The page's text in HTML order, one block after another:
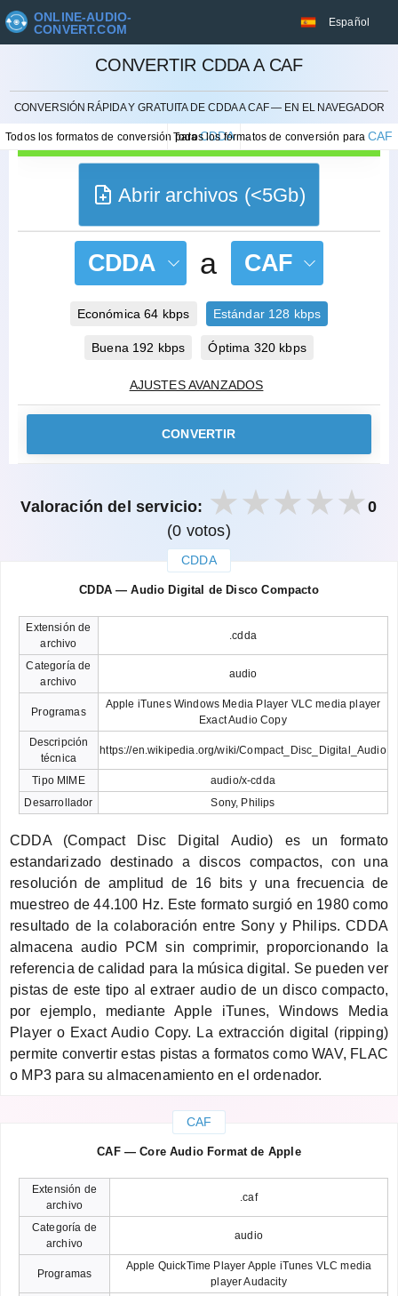
ONLINE-AUDIO-
CONVERT.COM
Español
CONVERTIR CDDA A CAF
CONVERSIÓN RÁPIDA Y GRATUITA DE CDDA A CAF — EN EL NAVEGADOR
Todos los formatos de conversión paraCDDA
Todos los formatos de conversión paraCAF
CANCELAR
Abrir archivos (<5Gb)
CDDA a CAF
Económica 64 kbps Estándar 128 kbps
Buena 192 kbps Óptima 320 kbps
AJUSTES AVANZADOS
CONVERTIR
Valoración del servicio:
0
(0 votos)
CDDA
CDDA — Audio Digital de Disco Compacto
Extensión de
archivo
.cdda
Categoría de
archivo
audio
Programas
Apple iTunes Windows Media Player VLC media player
Exact Audio Copy
Descripción
técnica
https://en.wikipedia.org/wiki/Compact_Disc_Digital_Audio
Tipo MIME
audio/x-cdda
Desarrollador
Sony, Philips
CDDA (Compact Disc Digital Audio) es un formato
estandarizado destinado a discos compactos, con una
resolución de amplitud de 16 bits y una frecuencia de
muestreo de 44.100 Hz. Este formato surgió en 1980 como
resultado de la colaboración entre Sony y Philips. CDDA
almacena audio PCM sin comprimir, proporcionando la
referencia de calidad para la música digital. Se pueden ver
pistas de este tipo al extraer audio de un disco compacto,
por ejemplo, mediante Apple iTunes, Windows Media
Player o Exact Audio Copy. La extracción digital (ripping)
permite convertir estas pistas a formatos como WAV, FLAC
o MP3 para su almacenamiento en el ordenador.
CAF
CAF — Core Audio Format de Apple
Extensión de
archivo
.caf
Categoría de
archivo
audio
Programas
Apple QuickTime Player Apple iTunes VLC media
player Audacity